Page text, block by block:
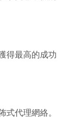
得最高的成功
式代理網絡。